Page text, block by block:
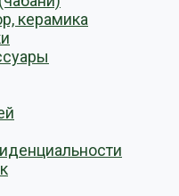
керамика